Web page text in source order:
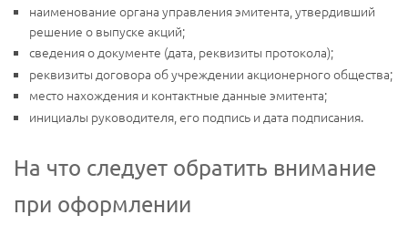
наименование органа управления эмитента, утвердивший
решение о выпуске акций;
сведения о документе (дата, реквизиты протокола);
реквизиты договора об учреждении акционерного общества;
место нахождения и контактные данные эмитента;
инициалы руководителя, его подпись и дата подписания.
На что следует обратить внимание
при оформлении